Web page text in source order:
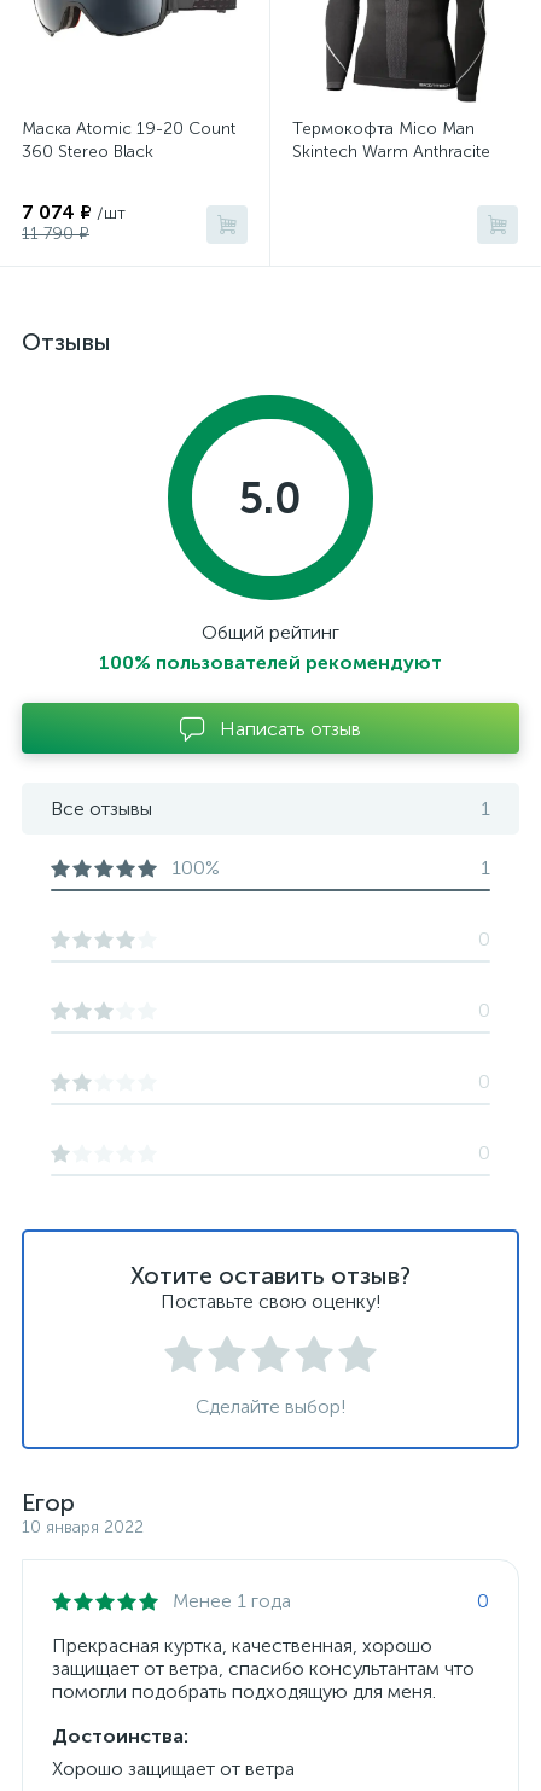
Маска Atomic 19-20 Count
360 Stereo Black
7 074 ₽ /шт
11 790 ₽
Термокофта Mico Man
Skintech Warm Anthracite
Отзывы
Хотите оставить отзыв?
Поставьте свою оценку!
Сделайте выбор!
Егор
10 января 2022
Менее 1 года
0
Прекрасная куртка, качественная, хорошо
защищает от ветра, спасибо консультантам что
помогли подобрать подходящую для меня.
Достоинства:
Хорошо защищает от ветра
5.0
Общий рейтинг
100% пользователей рекомендуют
Написать отзыв
Все отзывы 1
100% 1
0
0
0
0